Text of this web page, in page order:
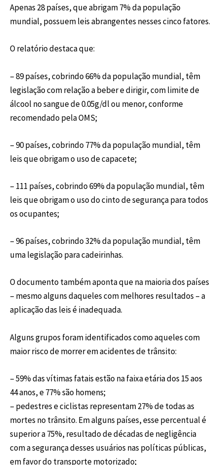
Apenas 28 países, que abrigam 7% da população
mundial, possuem leis abrangentes nesses cinco fatores.
O relatório destaca que:
– 89 países, cobrindo 66% da população mundial, têm
legislação com relação a beber e dirigir, com limite de
álcool no sangue de 0.05g/dl ou menor, conforme
recomendado pela OMS;
– 90 países, cobrindo 77% da população mundial, têm
leis que obrigam o uso de capacete;
– 111 países, cobrindo 69% da população mundial, têm
leis que obrigam o uso do cinto de segurança para todos
os ocupantes;
– 96 países, cobrindo 32% da população mundial, têm
uma legislação para cadeirinhas.
O documento também aponta que na maioria dos países
– mesmo alguns daqueles com melhores resultados – a
aplicação das leis é inadequada.
Alguns grupos foram identificados como aqueles com
maior risco de morrer em acidentes de trânsito:
– 59% das vítimas fatais estão na faixa etária dos 15 aos
44 anos, e 77% são homens;
– pedestres e ciclistas representam 27% de todas as
mortes no trânsito. Em alguns países, esse percentual é
superior a 75%, resultado de décadas de negligência
com a segurança desses usuários nas políticas públicas,
em favor do transporte motorizado;